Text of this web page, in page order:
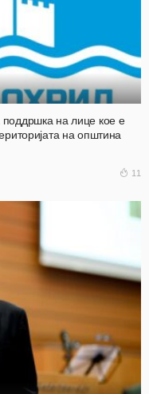
поддршка на лице кое е
на општина
11